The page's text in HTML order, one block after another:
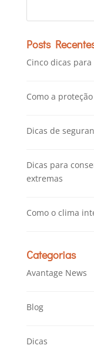
Posts
Cinco dicas
Como a
Dicas de
Dicas para
extremas
Como o clima
Categorias
Avantage News
Blog
Dicas